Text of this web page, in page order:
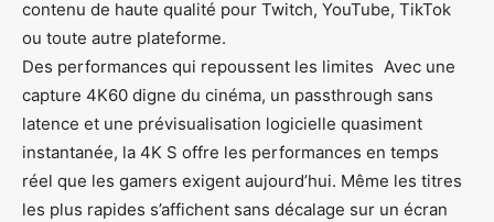
contenu de haute qualité pour Twitch, YouTube, TikTok
ou toute autre plateforme.
Des performances qui repoussent les limites Avec une
capture 4K60 digne du cinéma, un passthrough sans
latence et une prévisualisation logicielle quasiment
instantanée, la 4K S offre les performances en temps
réel que les gamers exigent aujourd’hui. Même les titres
les plus rapides s’affichent sans décalage sur un écran